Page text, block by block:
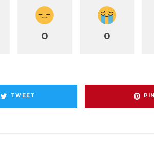
0 0
TWEET PIN